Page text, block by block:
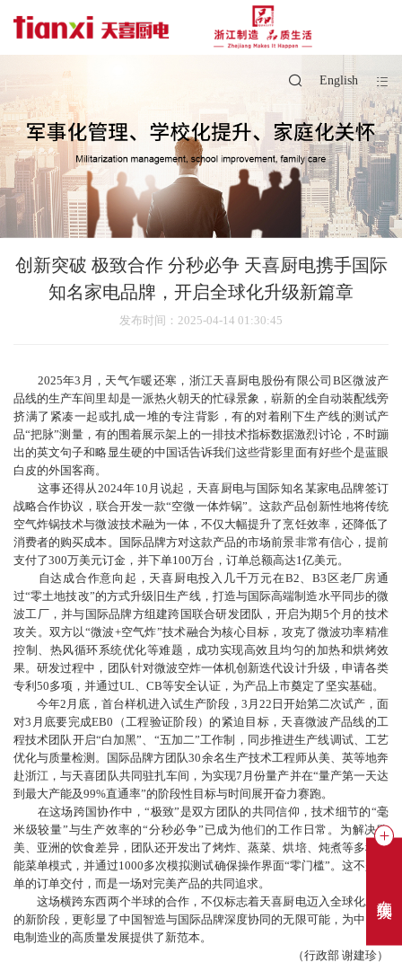
English
创新突破 极致合作 分秒必争 天喜厨电携手国际
知名家电品牌，开启全球化升级新篇章
发布时间 ：2025-04-14 01:30:45
2025年3月，天气乍暖还寒，浙江天喜厨电股份有限公司B区微波产
品线的生产车间里却是一派热火朝天的忙碌景象，崭新的全自动装配线旁
挤满了紧凑一起或扎成一堆的专注背影，有的对着刚下生产线的测试产
品“把脉”测量，有的围着展示架上的一排技术指标数据激烈讨论，不时蹦
出的英文句子和略显生硬的中国话告诉我们这些背影里面有好些个是蓝眼
白皮的外国客商。
这事还得从2024年10月说起，天喜厨电与国际知名某家电品牌签订
战略合作协议，联合开发一款“空微一体炸锅”。这款产品创新性地将传统
空气炸锅技术与微波技术融为一体，不仅大幅提升了烹饪效率，还降低了
消费者的购买成本。国际品牌方对这款产品的市场前景非常有信心，提前
支付了300万美元订金，并下单100万台，订单总额高达1亿美元。
自达成合作意向起，天喜厨电投入几千万元在B2、B3区老厂房通
过“零土地技改”的方式升级旧生产线，打造与国际高端制造水平同步的微
波工厂，并与国际品牌方组建跨国联合研发团队，开启为期5个月的技术
攻关。双方以“微波+空气炸”技术融合为核心目标，攻克了微波功率精准
控制、热风循环系统优化等难题，成功实现高效且均匀的加热和烘烤效
果。研发过程中，团队针对微波空炸一体机创新迭代设计升级，申请各类
专利50多项，并通过UL、CB等安全认证，为产品上市奠定了坚实基础。
今年2月底，首台样机进入试生产阶段，3月22日开始第二次试产，面
对3月底要完成EB0（工程验证阶段）的紧迫目标，天喜微波产品线的工
程技术团队开启“白加黑”、“五加二”工作制，同步推进生产线调试、工艺
优化与质量检测。国际品牌方团队30余名生产技术工程师从美、英等地奔
赴浙江，与天喜团队共同驻扎车间，为实现7月份量产并在“量产第一天达
到最大产能及99%直通率”的阶段性目标与时间展开奋力赛跑。
在这场跨国协作中，“极致”是双方团队的共同信仰，技术细节的“毫
米级较量”与生产效率的“分秒必争”已成为他们的工作日常。为解决欧
美、亚洲的饮食差异，团队还开发出了烤炸、蒸菜、烘培、炖煮等多种智
能菜单模式，并通过1000多次模拟测试确保操作界面“零门槛”。这不是简
单的订单交付，而是一场对完美产品的共同追求。
这场横跨东西两个半球的合作，不仅标志着天喜厨电迈入全球化发展
的新阶段，更彰显了中国智造与国际品牌深度协同的无限可能，为中国家
电制造业的高质量发展提供了新范本。
（行政部 谢建珍）